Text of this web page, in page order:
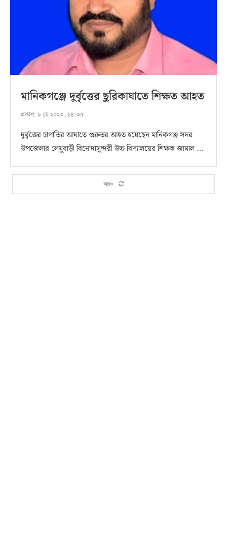
মানিকগঞ্জে দুর্বৃত্তের ছুরিকাঘাতে শিক্ষত আহত
প্রকাশ: ৯ মে ২০২৩, ১৪:৩৫
দুর্বৃত্তের চাপাতির আঘাতে গুরুতর আহত হয়েছেন মানিকগঞ্জ সদর
উপজেলার লেমুবাড়ী বিনোদাসুন্দরী উচ্চ বিদ্যালয়ের শিক্ষক জামাল …
আরও